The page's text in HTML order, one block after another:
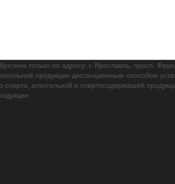
только по адресу: г. Ярославль, просп.
продукции дистанционным способом
алкогольной и спиртосодержащей